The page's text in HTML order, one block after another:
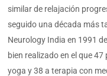
similar de relajación
seguido una década más
Neurology India en 1991
bien realizado en el que
yoga y 38 a terapia con